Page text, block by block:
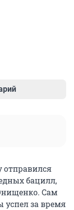
отправился
бацилл,
Сам
за время